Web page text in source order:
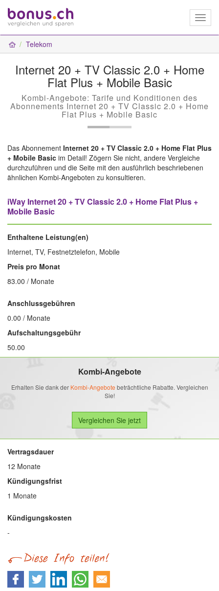
Telekom
Internet 20 + TV Classic 2.0 + Home
Flat Plus + Mobile Basic
Kombi-Angebote: Tarife und Konditionen des
Abonnements Internet 20 + TV Classic 2.0 + Home
Flat Plus + Mobile Basic
Das Abonnement Internet 20 + TV Classic 2.0 + Home Flat Plus
+ Mobile Basic im Detail! Zögern Sie nicht, andere Vergleiche
durchzuführen und die Seite mit den ausführlich beschriebenen
ähnlichen Kombi-Angeboten zu konsultieren.
iWay Internet 20 + TV Classic 2.0 + Home Flat Plus +
Mobile Basic
Enthaltene Leistung(en)
Internet, TV, Festnetztelefon, Mobile
Preis pro Monat
83.00 / Monate
Anschlussgebühren
0.00 / Monate
Aufschaltungsgebühr
50.00
Kombi-Angebote
Erhalten Sie dank der Kombi-Angebote beträchtliche Rabatte. Vergleichen
Sie!
Vertragsdauer
12 Monate
Kündigungsfrist
1 Monate
Kündigungskosten
-